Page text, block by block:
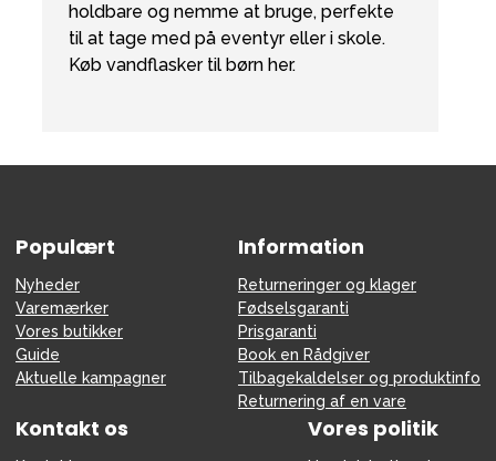
holdbare og nemme at bruge, perfekte
til at tage med på eventyr eller i skole.
Køb vandflasker til børn her.
Populært
Nyheder
Varemærker
Vores butikker
Guide
Aktuelle kampagner
Information
Returneringer og klager
Fødselsgaranti
Prisgaranti
Book en Rådgiver
Tilbagekaldelser og produktinfo
Returnering af en vare
Kontakt os Vores politik